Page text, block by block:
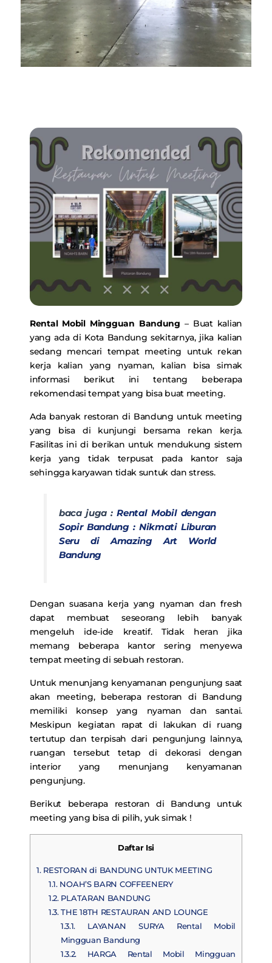
Rental Mobil Mingguan Bandung – Buat kalian
yang ada di Kota Bandung sekitarnya, jika kalian
sedang mencari tempat meeting untuk rekan
kerja kalian yang nyaman, kalian bisa simak
informasi berikut ini tentang beberapa
rekomendasi tempat yang bisa buat meeting.
Ada banyak restoran di Bandung untuk meeting
yang bisa di kunjungi bersama rekan kerja.
Fasilitas ini di berikan untuk mendukung sistem
kerja yang tidak terpusat pada kantor saja
sehingga karyawan tidak suntuk dan stress.
baca juga :Rental Mobil dengan
Sopir Bandung : Nikmati Liburan
Seru di Amazing Art World
Bandung
Dengan suasana kerja yang nyaman dan fresh
dapat membuat seseorang lebih banyak
mengeluh ide-ide kreatif. Tidak heran jika
memang beberapa kantor sering menyewa
tempat meeting di sebuah restoran.
Untuk menunjang kenyamanan pengunjung saat
akan meeting, beberapa restoran di Bandung
memiliki konsep yang nyaman dan santai.
Meskipun kegiatan rapat di lakukan di ruang
tertutup dan terpisah dari pengunjung lainnya,
ruangan tersebut tetap di dekorasi dengan
interior yang menunjang kenyamanan
pengunjung.
Berikut beberapa restoran di Bandung untuk
meeting yang bisa di pilih, yuk simak !
Daftar Isi
1.RESTORAN di BANDUNG UNTUK MEETING
1.1.NOAH’S BARN COFFEENERY
1.2.PLATARAN BANDUNG
1.3.THE 18TH RESTAURAN AND LOUNGE
1.3.1. LAYANAN SURYA Rental Mobil
Mingguan Bandung
1.3.2. HARGA Rental Mobil Mingguan